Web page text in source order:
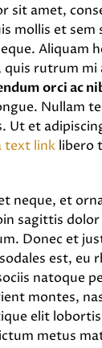
sit amet,
mollis et sem
Aliquam
rutrum mi
orci ac
Nullam
Ut et
text link libero
neque, et
sagittis dolor
Donec et
est, eu
natoque
montes,
elit
metus